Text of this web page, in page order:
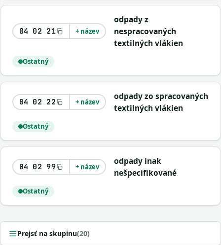
04 02 21 + název
odpady z
nespracovaných
textilných vlákien
Ostatný
04 02 22 + název
odpady zo spracovaných
textilných vlákien
Ostatný
04 02 99 + název
odpady inak
nešpecifikované
Ostatný
Prejsť na skupinu(20)